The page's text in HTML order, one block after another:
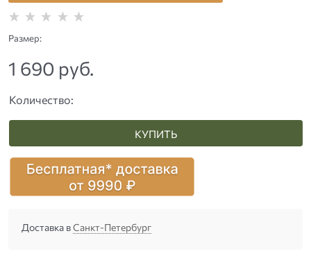
Размер:
1 690 руб.
Количество:
КУПИТЬ
Доставка вСанкт-Петербург